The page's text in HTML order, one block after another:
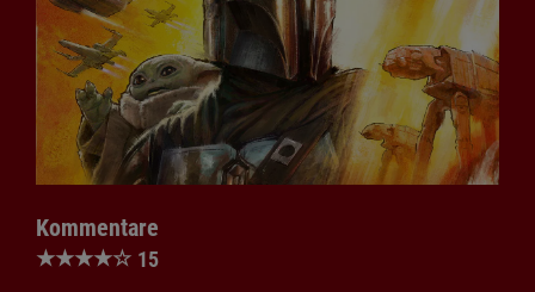
Kommentare
★★★★☆ 15